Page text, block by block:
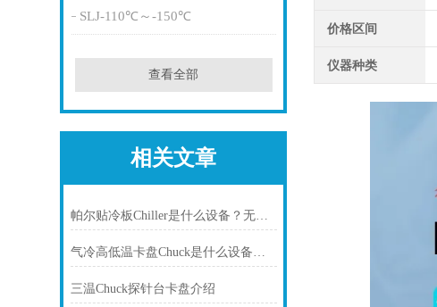
SLJ-110℃～-150℃
查看全部
相关文章
帕尔贴冷板Chiller是什么设备？无锡冠亚恒温为您深度解析
气冷高低温卡盘Chuck是什么设备？——三温卡盘控温系统应用指南
三温Chuck探针台卡盘介绍
价格区间
仪器种类